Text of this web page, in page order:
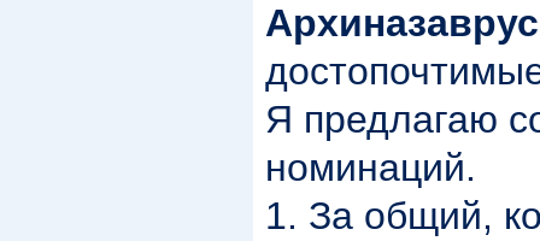
Архиназаврус
Я предлагаю
номинаций.
1. За общий,